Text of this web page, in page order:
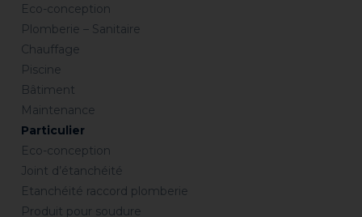
Eco-conception
Plomberie – Sanitaire
Chauffage
Piscine
Bâtiment
Maintenance
Particulier
Eco-conception
Joint d’étanchéité
Etanchéité raccord plomberie
Produit pour soudure